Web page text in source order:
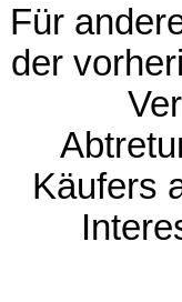
Für
der
Käufers